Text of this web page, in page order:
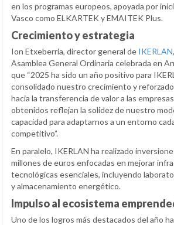
en los programas europeos, apoyada por
Vasco como ELKARTEK y EMAITEK Plus.
Crecimiento y estrategia
Ion Etxeberria, director general de IKERLAN
Asamblea General Ordinaria celebrada en
que “2025 ha sido un año positivo para
consolidado nuestro crecimiento y
hacia la transferencia de valor a las
obtenidos reflejan la solidez de nuestro
capacidad para adaptarnos a un entorno
competitivo”.
En paralelo, IKERLAN ha realizado
millones de euros enfocadas en mejorar
tecnológicas esenciales, incluyendo
y almacenamiento energético.
Impulso al ecosistema
Uno de los logros más destacados del año